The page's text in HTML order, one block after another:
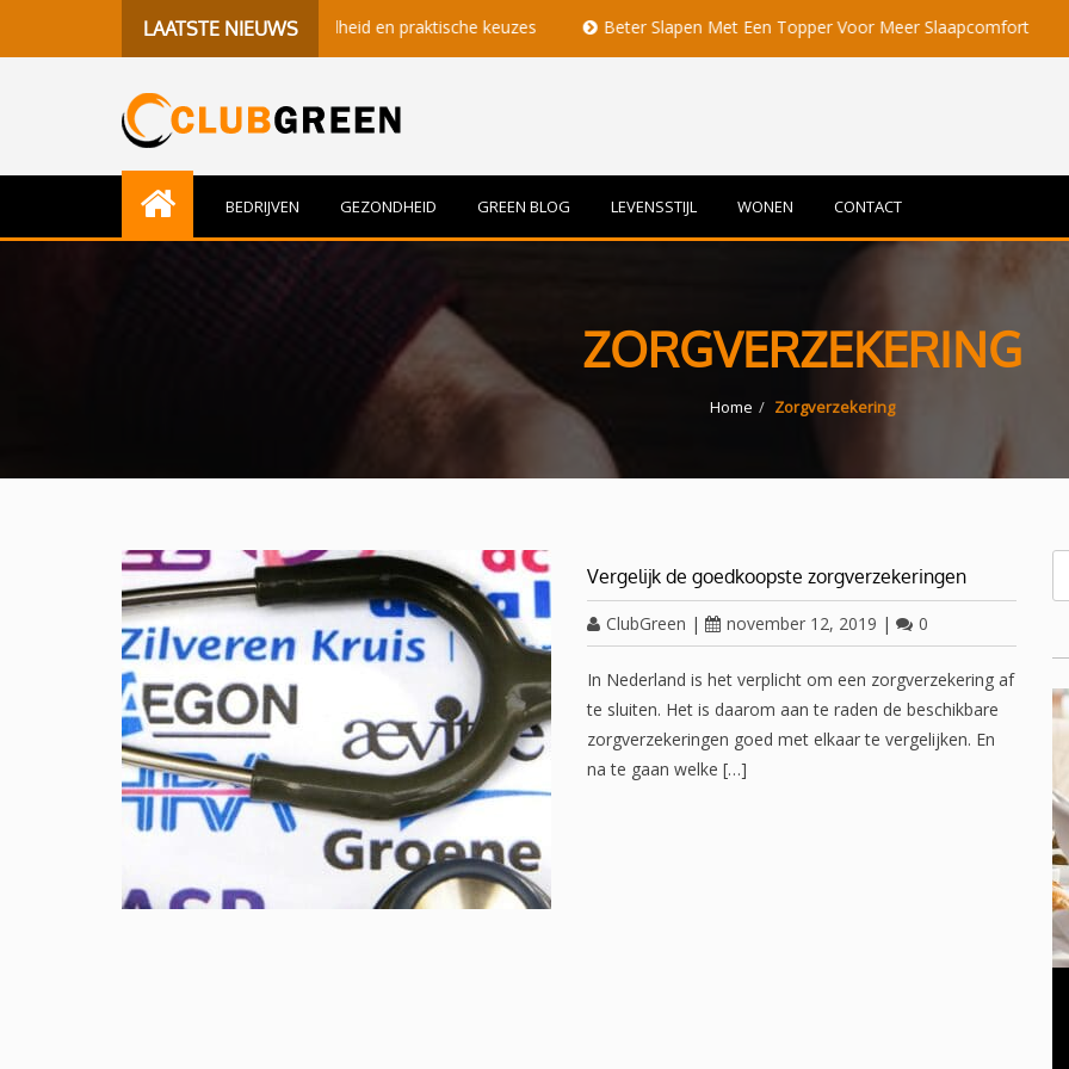
LAATSTE NIEUWS
momenten, gezondheid en praktische keuzes Beter Slapen Met Een Topper Voor Meer Slaapcomfort Volle
BEDRIJVEN GEZONDHEID GREEN BLOG LEVENSSTIJL WONEN CONTACT
ZORGVERZEKERING
Home Zorgverzekering
Vergelijk de goedkoopste zorgverzekeringen
ClubGreen | november 12, 2019 | 0
In Nederland is het verplicht om een zorgverzekering af
te sluiten. Het is daarom aan te raden de beschikbare
zorgverzekeringen goed met elkaar te vergelijken. En
na te gaan welke […]